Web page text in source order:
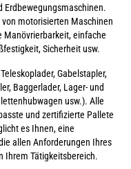
Erdbewegungsmaschinen.
motorisierten Maschinen
einfache
Sicherheit usw.
Gabelstapler,
Baggerlader, Lager- und
usw.). Alle
und zertifizierte Pallete
es Ihnen, eine
allen Anforderungen Ihres
Ihrem Tätigkeitsbereich.